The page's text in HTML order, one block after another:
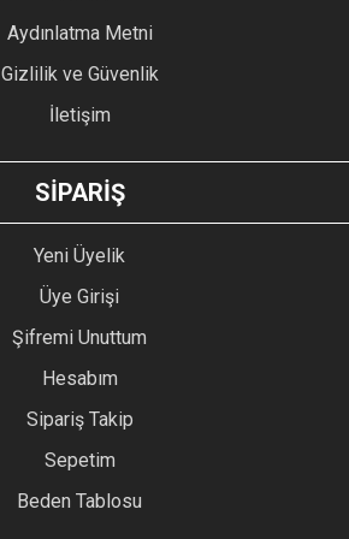
GÖNDER
Aydınlatma Metni
Gizlilik ve Güvenlik
İletişim
SİPARİŞ
Yeni Üyelik
Üye Girişi
Şifremi Unuttum
Hesabım
Sipariş Takip
Sepetim
Beden Tablosu